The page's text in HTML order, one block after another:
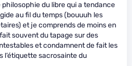
philosophie du libre qui a tendance
au fil du temps (bouuuh les
et je comprends de moins en
souvent du tapage sur des
et condamnent de fait les
l’étiquette sacrosainte du